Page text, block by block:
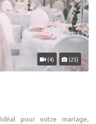
(4) (25)
pour votre mariage,